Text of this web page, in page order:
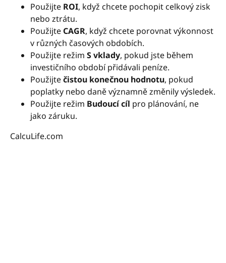
Použijte ROI, když chcete pochopit celkový zisk
nebo ztrátu.
Použijte CAGR, když chcete porovnat výkonnost
v různých časových obdobích.
Použijte režim S vklady, pokud jste během
investičního období přidávali peníze.
Použijtečistou konečnou hodnotu, pokud
poplatky nebo daně významně změnily výsledek.
Použijte režim Budoucí cíl pro plánování, ne
jako záruku.
CalcuLife.com